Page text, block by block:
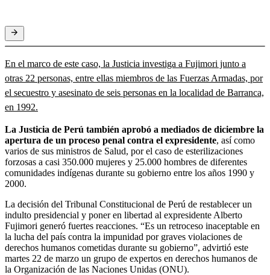
En el marco de este caso, la Justicia investiga a Fujimori junto a
otras 22 personas, entre ellas miembros de las Fuerzas Armadas, por
el secuestro y asesinato de seis personas en la localidad de Barranca,
en 1992.
La Justicia de Perú también aprobó a mediados de diciembre la
apertura de un proceso penal contra el expresidente, así como
varios de sus ministros de Salud, por el caso de esterilizaciones
forzosas a casi 350.000 mujeres y 25.000 hombres de diferentes
comunidades indígenas durante su gobierno entre los años 1990 y
2000.
La decisión del Tribunal Constitucional de Perú de restablecer un
indulto presidencial y poner en libertad al expresidente Alberto
Fujimori generó fuertes reacciones. “Es un retroceso inaceptable en
la lucha del país contra la impunidad por graves violaciones de
derechos humanos cometidas durante su gobierno”, advirtió este
martes 22 de marzo un grupo de expertos en derechos humanos de
la Organización de las Naciones Unidas (ONU).